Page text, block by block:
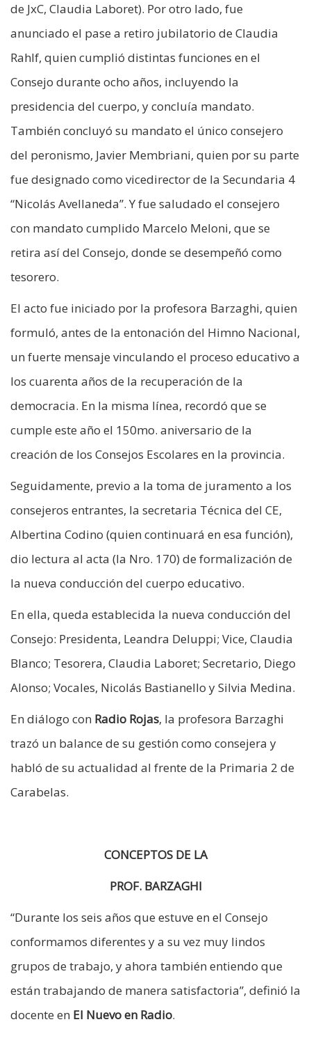
de JxC, Claudia Laboret). Por otro lado, fue
anunciado el pase a retiro jubilatorio de Claudia
Rahlf, quien cumplió distintas funciones en el
Consejo durante ocho años, incluyendo la
presidencia del cuerpo, y concluía mandato.
También concluyó su mandato el único consejero
del peronismo, Javier Membriani, quien por su parte
fue designado como vicedirector de la Secundaria 4
“Nicolás Avellaneda”. Y fue saludado el consejero
con mandato cumplido Marcelo Meloni, que se
retira así del Consejo, donde se desempeñó como
tesorero.
El acto fue iniciado por la profesora Barzaghi, quien
formuló, antes de la entonación del Himno Nacional,
un fuerte mensaje vinculando el proceso educativo a
los cuarenta años de la recuperación de la
democracia. En la misma línea, recordó que se
cumple este año el 150mo. aniversario de la
creación de los Consejos Escolares en la provincia.
Seguidamente, previo a la toma de juramento a los
consejeros entrantes, la secretaria Técnica del CE,
Albertina Codino (quien continuará en esa función),
dio lectura al acta (la Nro. 170) de formalización de
la nueva conducción del cuerpo educativo.
En ella, queda establecida la nueva conducción del
Consejo: Presidenta, Leandra Deluppi; Vice, Claudia
Blanco; Tesorera, Claudia Laboret; Secretario, Diego
Alonso; Vocales, Nicolás Bastianello y Silvia Medina.
En diálogo con Radio Rojas, la profesora Barzaghi
trazó un balance de su gestión como consejera y
habló de su actualidad al frente de la Primaria 2 de
Carabelas.
CONCEPTOS DE LA
PROF. BARZAGHI
“Durante los seis años que estuve en el Consejo
conformamos diferentes y a su vez muy lindos
grupos de trabajo, y ahora también entiendo que
están trabajando de manera satisfactoria”, definió la
docente en El Nuevo en Radio.